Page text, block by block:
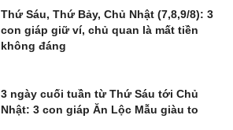
Thứ Sáu, Thứ Bảy, Chủ Nhật (7,8,9/8): 3
con giáp giữ ví, chủ quan là mất tiền
không đáng
3 ngày cuối tuần từ Thứ Sáu tới Chủ
Nhật: 3 con giáp Ăn Lộc Mẫu giàu to